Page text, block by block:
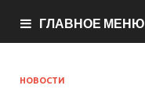
ГЛАВНОЕ МЕНЮ
НОВОСТИ